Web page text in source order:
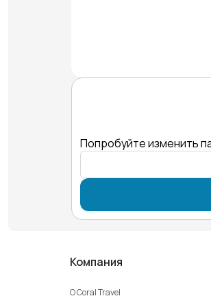
Попробуйте изменить
Компания
О Coral Travel